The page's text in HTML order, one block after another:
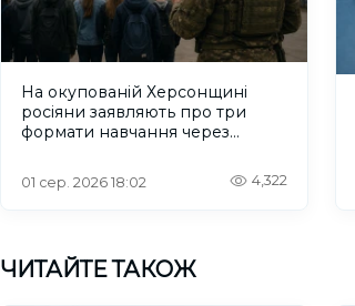
На окупованій Херсонщині
росіяни заявляють про три
формати навчання через
01 сер. 2026 18:02 4,322
ЧИТАЙТЕ ТАКОЖ